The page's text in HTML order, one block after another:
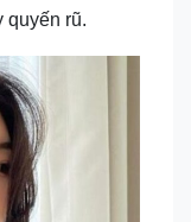
quyến rũ.